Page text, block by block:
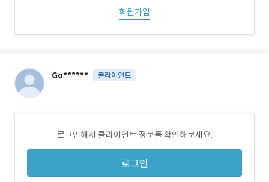
회원가입
Go****** 클라이언트
로그인해서 클라이언트 정보를 확인해보세요.
로그인